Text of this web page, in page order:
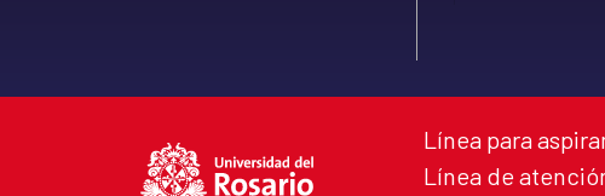
Línea para
Línea de